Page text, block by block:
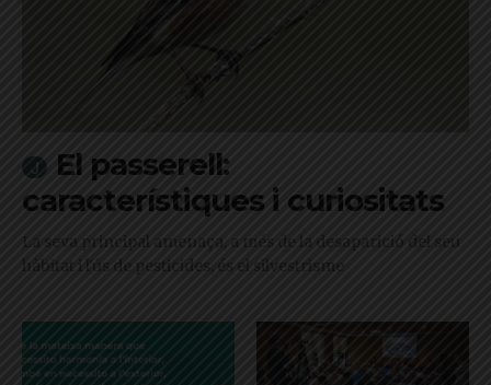
El passerell:
característiques i curiositats
La seva principal amenaça, a més de la desaparició del seu
hàbitat i l'ús de pesticides, és el silvestrisme